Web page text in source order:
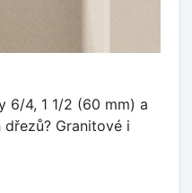
6/4, 1 1/2 (60 mm) a
Granitové i